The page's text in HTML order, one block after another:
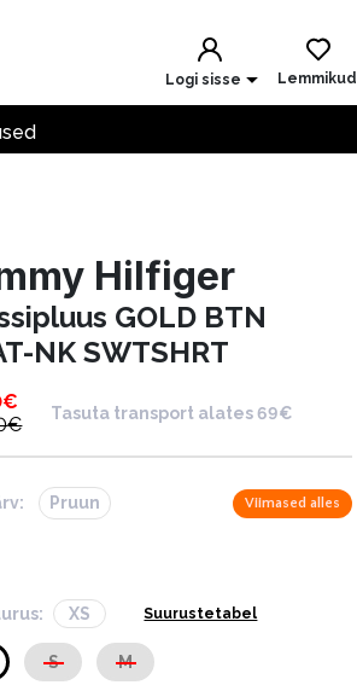
Logi sisse Lemmikud
Hilfiger
GOLD BTN
NK SWTSHRT
€
€
Tasuta transport alates 69€
Pruun Viimased alles
XS Suurustetabel
S M